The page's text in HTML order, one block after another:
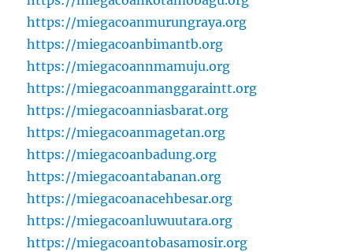
https://miegacoanmurungraya.org
https://miegacoanbimantb.org
https://miegacoannmamuju.org
https://miegacoanmanggaraintt.org
https://miegacoanniasbarat.org
https://miegacoanmagetan.org
https://miegacoanbadung.org
https://miegacoantabanan.org
https://miegacoanacehbesar.org
https://miegacoanluwuutara.org
https://miegacoantobasamosir.org